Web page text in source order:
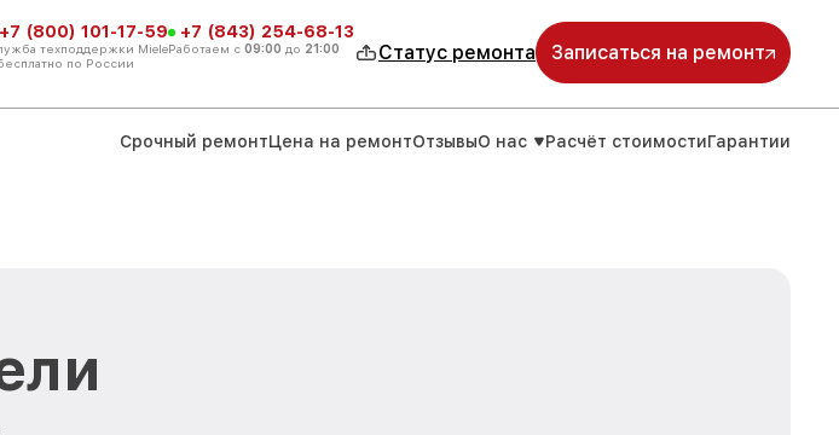
+7 (800) 101-17-59
техподдержки Miele
по России
+7 (843) 254-68-13
Работаем с 09:00 до 21:00 Статус ремонта Записаться на ремонт
Срочный ремонтЦена на ремонтОтзывыО нас Расчёт стоимостиГарантии